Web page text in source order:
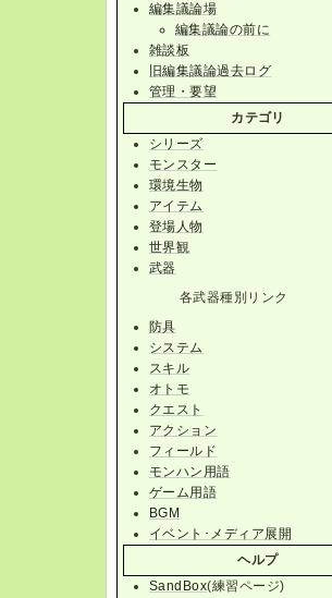
編集議論場
編集議論の前に
雑談板
旧編集議論過去ログ
管理・要望
カテゴリ
シリーズ
モンスター
環境生物
アイテム
登場人物
世界観
武器
各武器種別リンク
防具
システム
スキル
オトモ
クエスト
アクション
フィールド
モンハン用語
ゲーム用語
BGM
イベント･メディア展開
ヘルプ
SandBox(練習ページ)